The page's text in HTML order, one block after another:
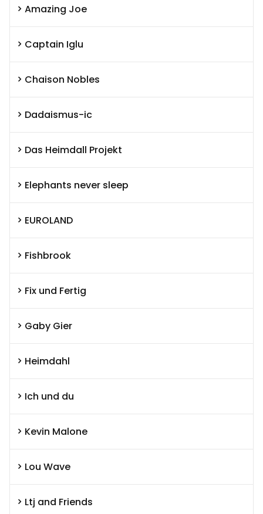
Amazing Joe
Captain Iglu
Chaison Nobles
Dadaismus-ic
Das Heimdall Projekt
Elephants never sleep
EUROLAND
Fishbrook
Fix und Fertig
Gaby Gier
Heimdahl
Ich und du
Kevin Malone
Lou Wave
Ltj and Friends